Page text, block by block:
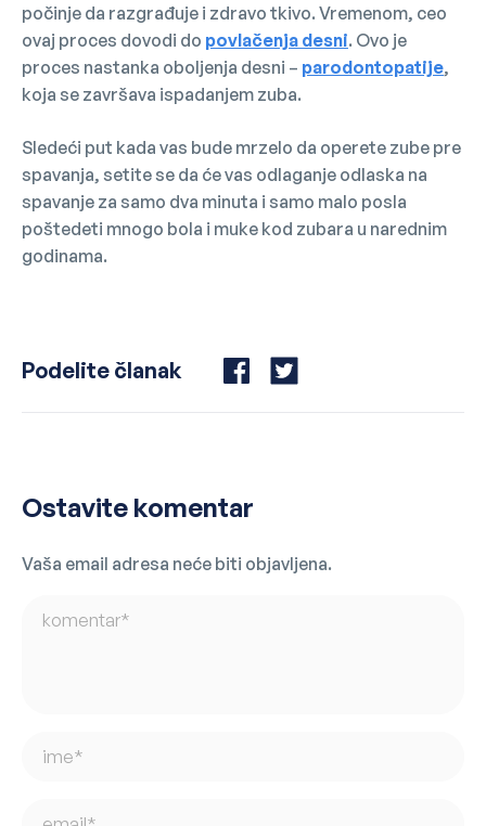
počinje da razgrađuje i zdravo tkivo. Vremenom, ceo
ovaj proces dovodi do povlačenja desni. Ovo je
proces nastanka oboljenja desni – parodontopatije,
koja se završava ispadanjem zuba.
Sledeći put kada vas bude mrzelo da operete zube pre
spavanja, setite se da će vas odlaganje odlaska na
spavanje za samo dva minuta i samo malo posla
poštedeti mnogo bola i muke kod zubara u narednim
godinama.
Podelite članak
Ostavite komentar
Vaša email adresa neće biti objavljena.